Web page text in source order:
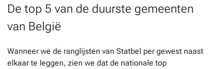
De top 5 van de duurste gemeenten
van België
Wanneer we de ranglijsten van Statbel per gewest naast
elkaar te leggen, zien we dat de nationale top